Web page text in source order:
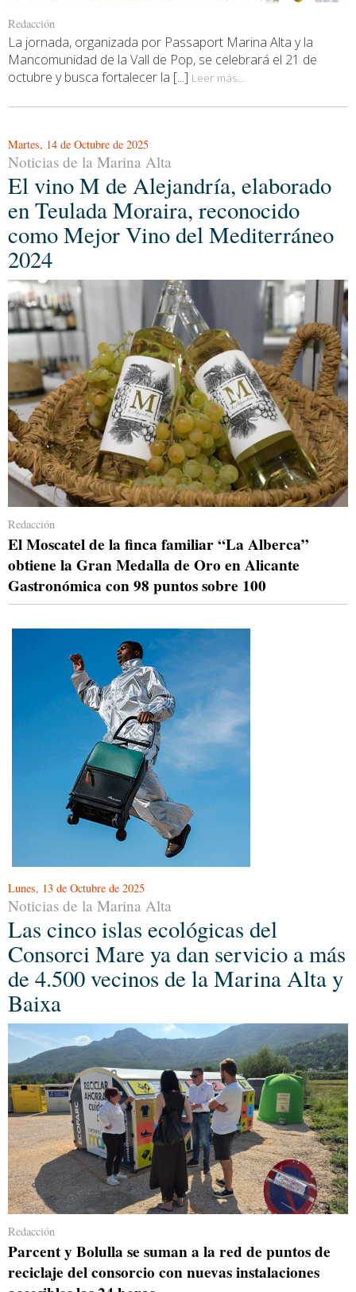
Redacción
La jornada, organizada por Passaport Marina Alta y la
Mancomunidad de la Vall de Pop, se celebrará el 21 de
octubre y busca fortalecer la [...] Leer más...
Martes, 14 de Octubre de 2025
Noticias de la Marina Alta
El vino M de Alejandría, elaborado
en Teulada Moraira, reconocido
como Mejor Vino del Mediterráneo
2024
Redacción
El Moscatel de la finca familiar “La Alberca”
obtiene la Gran Medalla de Oro en Alicante
Gastronómica con 98 puntos sobre 100
Lunes, 13 de Octubre de 2025
Noticias de la Marina Alta
Las cinco islas ecológicas del
Consorci Mare ya dan servicio a más
de 4.500 vecinos de la Marina Alta y
Baixa
Redacción
Parcent y Bolulla se suman a la red de puntos de
reciclaje del consorcio con nuevas instalaciones